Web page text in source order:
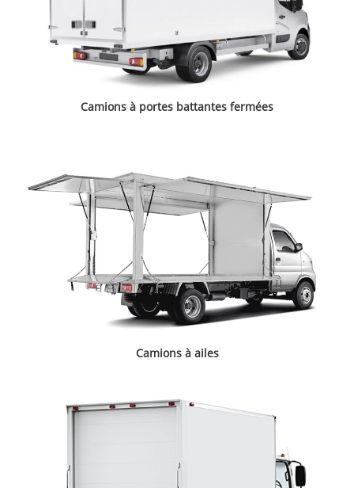
Camions à portes battantes fermées
Camions à ailes